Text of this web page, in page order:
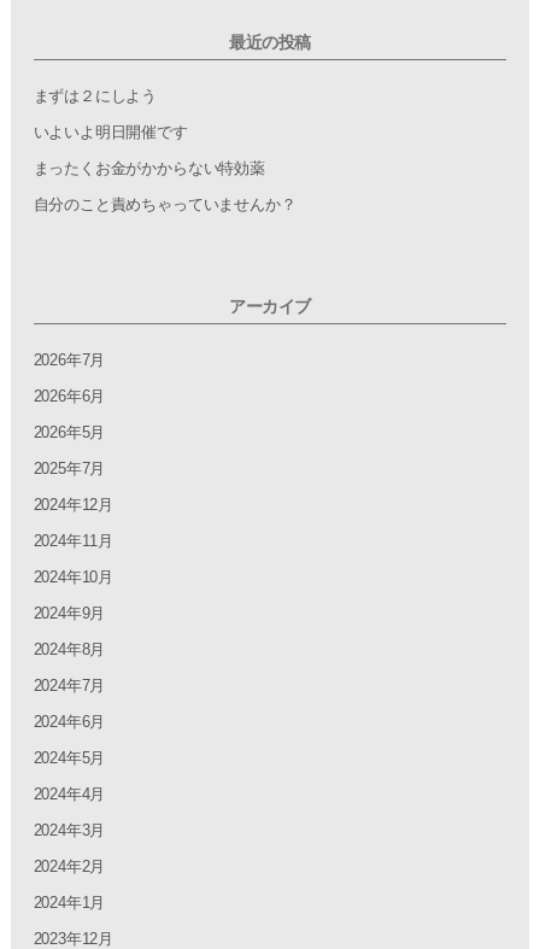
e
b
o
o
k
er
ail
最近の投稿
まずは２にしよう
いよいよ明日開催です
まったくお金がかからない特効薬
自分のこと責めちゃっていませんか？
アーカイブ
2026年7月
2026年6月
2026年5月
2025年7月
2024年12月
2024年11月
2024年10月
2024年9月
2024年8月
2024年7月
2024年6月
2024年5月
2024年4月
2024年3月
2024年2月
2024年1月
2023年12月